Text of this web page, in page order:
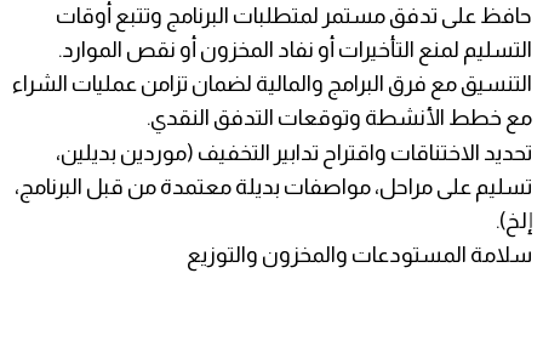
حافظ على تدفق مستمر لمتطلبات البرنامج وتتبع أوقات
التسليم لمنع التأخيرات أو نفاد المخزون أو نقص الموارد.
التنسيق مع فرق البرامج والمالية لضمان تزامن عمليات الشراء
مع خطط الأنشطة وتوقعات التدفق النقدي.
تحديد الاختناقات واقتراح تدابير التخفيف (موردين بديلين،
تسليم على مراحل، مواصفات بديلة معتمدة من قبل البرنامج،
إلخ).
سلامة المستودعات والمخزون والتوزيع